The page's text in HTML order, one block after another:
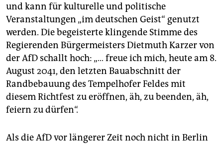
und kann für kulturelle und politische
Veranstaltungen „im deutschen Geist“ genutzt
werden. Die begeisterte klingende Stimme des
Regierenden Bürgermeisters Dietmuth Karzer von
der AfD schallt hoch: „… freue ich mich, heute am 8.
August 2041, den letzten Bauabschnitt der
Randbebauung des Tempelhofer Feldes mit
diesem Richtfest zu eröffnen, äh, zu beenden, äh,
feiern zu dürfen“.
Als die AfD vor längerer Zeit noch nicht in Berlin